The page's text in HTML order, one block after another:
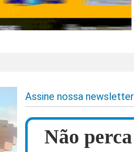
Assine nossa newsletter
Não perca